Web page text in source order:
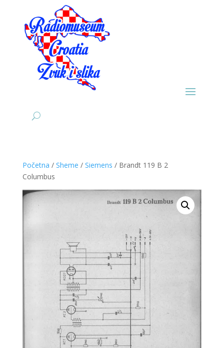
Početna / Sheme / Siemens / Brandt 119 B 2
Columbus